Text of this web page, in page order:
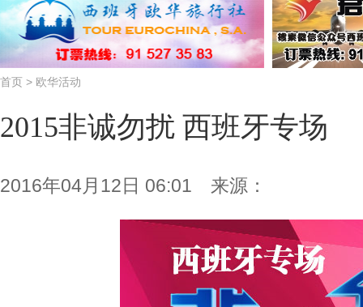
首页 > 欧华活动
2015非诚勿扰 西班牙专场
2016年04月12日 06:01 来源：